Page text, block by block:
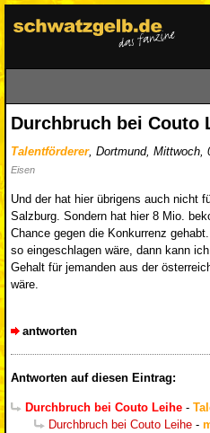
Durchbruch bei Couto
Talentförderer, Dortmund, Mittwoch,
Eisen
Und der hat hier übrigens auch nicht
Salzburg. Sondern hat hier 8 Mio.
Chance gegen die Konkurrenz
so eingeschlagen wäre, dann kann
Gehalt für jemanden aus der
wäre.
antworten
Antworten auf diesen Eintrag:
Durchbruch bei Couto Leihe -
Durchbruch bei Couto Leihe -